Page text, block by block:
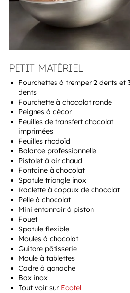
PETIT MATÉRIEL
Fourchettes à tremper 2 dents et
dents
Fourchette à chocolat ronde
Peignes à décor
Feuilles de transfert chocolat
imprimées
Feuilles rhodoïd
Balance professionnelle
Pistolet à air chaud
Fontaine à chocolat
Spatule triangle inox
Raclette à copaux de chocolat
Pelle à chocolat
Mini entonnoir à piston
Fouet
Spatule flexible
Moules à chocolat
Guitare pâtisserie
Moule à tablettes
Cadre à ganache
Bax inox
Tout voir sur Ecotel